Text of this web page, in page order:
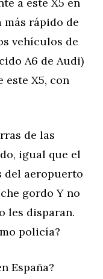
rápido de
vehículos de
A6 de Audi)
X5, con
de las
igual que el
del aeropuerto
gordo Y no
les disparan.
policía?
España?